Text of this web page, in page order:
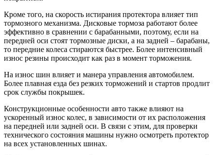
Кроме того, на скорость истирания протектора влияет тип
тормозного механизма. Дисковые тормоза работают более
эффективно в сравнении с барабанными, поэтому, если на
передней оси стоят тормозные диски, а на задней – барабаны,
то передние колеса стираются быстрее. Более интенсивный
износ резины происходит как раз в момент торможения.
На износ шин влияет и манера управления автомобилем.
Более плавная езда без резких торможений и стартов продлит
срок службы покрышек.
Конструкционные особенности авто также влияют на
ускоренный износ колес, в зависимости от их расположения
на передней или задней оси. В связи с этим, для проверки
технического состояния машины нужно осмотреть протектор
на всех установленных шинах.